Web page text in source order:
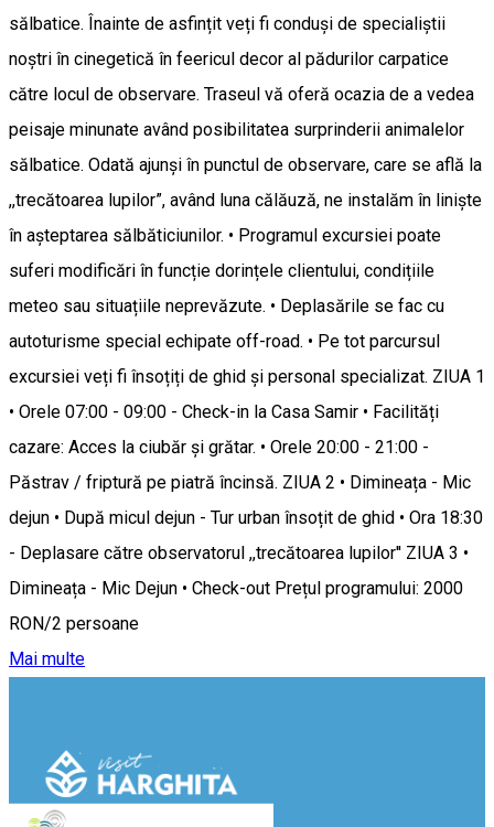
sălbatice. Înainte de asfințit veți fi conduși de specialiștii
noștri în cinegetică în feericul decor al pădurilor carpatice
către locul de observare. Traseul vă oferă ocazia de a vedea
peisaje minunate având posibilitatea surprinderii animalelor
sălbatice. Odată ajunși în punctul de observare, care se află la
,,trecătoarea lupilor”, având luna călăuză, ne instalăm în liniște
în așteptarea sălbăticiunilor. • Programul excursiei poate
suferi modificări în funcție dorințele clientului, condițiile
meteo sau situațiile neprevăzute. • Deplasările se fac cu
autoturisme special echipate off-road. • Pe tot parcursul
excursiei veți fi însoțiți de ghid și personal specializat. ZIUA 1
• Orele 07:00 - 09:00 - Check-in la Casa Samir • Facilități
cazare: Acces la ciubăr și grătar. • Orele 20:00 - 21:00 -
Păstrav / friptură pe piatră încinsă. ZIUA 2 • Dimineața - Mic
dejun • După micul dejun - Tur urban însoțit de ghid • Ora 18:30
- Deplasare către observatorul ,,trecătoarea lupilor'' ZIUA 3 •
Dimineața - Mic Dejun • Check-out Prețul programului: 2000
RON/2 persoane
Mai multe